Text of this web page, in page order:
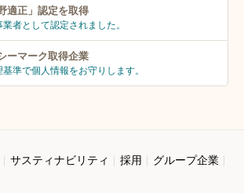
適正」 認定を取得
業者として認定されました。
ーマーク取得企業
基準で個人情報をお守りします。
サスティナビリティ 採用
グループ企業